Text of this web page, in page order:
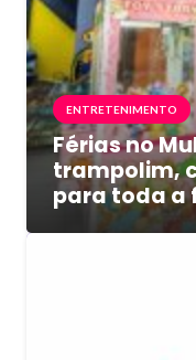
ENTRETENIMENTO
Férias no
trampolim,
para toda a